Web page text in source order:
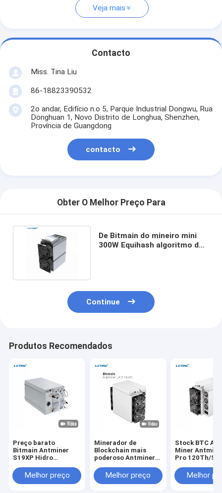
Veja mais
Contacto
Miss. Tina Liu
86-18823390532
2o andar, Edifício n.o 5, Parque Industrial Dongwu, Rua
Donghuan 1, Novo Distrito de Longhua, Shenzhen,
Província de Guangdong
contacto
Obter O Melhor Preço Para
De Bitmain do mineiro mini
300W Equihash algoritmo de
Continue
Produtos Recomendados
Preço barato
Bitmain Antminer
S19XP Hidro
Crypto Miner S19 XP
Hyd 255T 246T
Melhor preço
Minerador de
Blockchain mais
poderoso Antminer
16.2GH/S 0.21J/M
Mineração LTC
Melhor preço
Stock BTC
Miner
Pro 120Th/S
Mineração de
Bitocina
Melhor